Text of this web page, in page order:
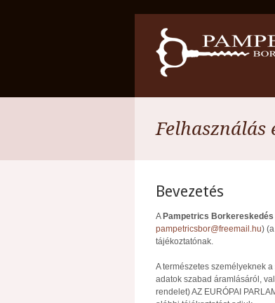
Felhasználás
Bevezetés
A Pampetrics
pampetricsbor@freemail.hu)
tájékoztatónak.
A természetes személyeknek
adatok szabad áramlásáról,
rendelet) AZ EURÓPAI